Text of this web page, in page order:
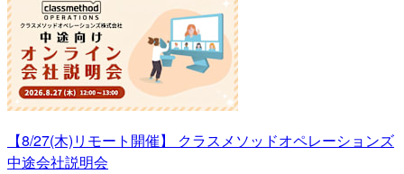
【8/27(木)リモート開催】 クラスメソッドオペレーションズ
中途会社説明会